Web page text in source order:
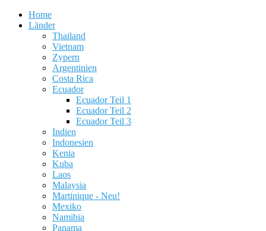
Home
Länder
Thailand
Vietnam
Zypern
Argentinien
Costa Rica
Ecuador
Ecuador Teil 1
Ecuador Teil 2
Ecuador Teil 3
Indien
Indonesien
Kenia
Kuba
Laos
Malaysia
Martinique - Neu!
Mexiko
Namibia
Panama